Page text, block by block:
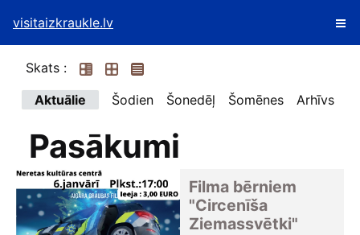
visitaizkraukle.lv
Skats :
Aktuālie
Šodien Šonedēļ Šomēnes Arhīvs
Pasākumi
Filma bērniem
"Circenīša
Ziemassvētki"